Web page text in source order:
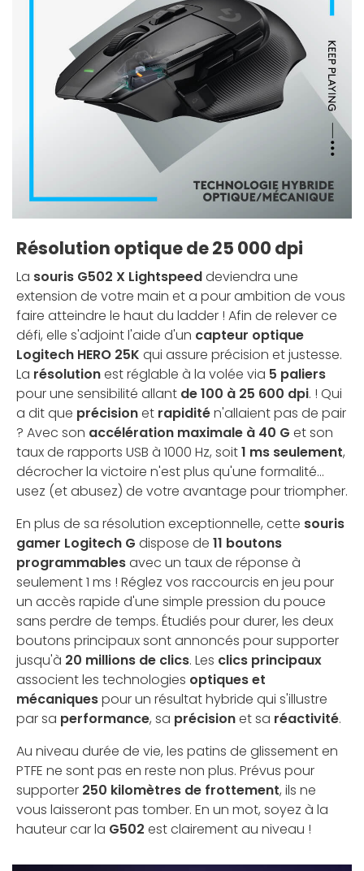
Résolution optique de 25 000 dpi
La souris G502 X Lightspeeddeviendra une
extension de votre main et a pour ambition de vous
faire atteindre le haut du ladder ! Afin de relever ce
défi, elle s'adjoint l'aide d'un capteur optique
Logitech HERO 25K qui assure précision et justesse.
La résolutionest réglable à la volée via 5 paliers
pour une sensibilité allant de 100 à 25 600 dpi. ! Qui
a dit que précisionet rapiditén'allaient pas de pair
? Avec son accélération maximale à 40 G et son
taux de rapports USB à 1000 Hz, soit1 ms seulement,
décrocher la victoire n'est plus qu'une formalité...
usez (et abusez) de votre avantage pour triompher.
En plus de sa résolution exceptionnelle, cette souris
gamer Logitech G dispose de 11 boutons
programmablesavec un taux de réponse à
seulement 1 ms ! Réglez vos raccourcis en jeu pour
un accès rapide d'une simple pression du pouce
sans perdre de temps. Étudiés pour durer, les deux
boutons principaux sont annoncés pour supporter
jusqu'à 20 millions de clics. Les clics principaux
associent les technologies optiques et
mécaniquespour un résultat hybride qui s'illustre
par sa performance, sa précisionet sa réactivité.
Au niveau durée de vie, les patins de glissement en
PTFE ne sont pas en reste non plus. Prévus pour
supporter 250 kilomètres de frottement, ils ne
vous laisseront pas tomber. En un mot, soyez à la
hauteur car la G502 est clairement au niveau !